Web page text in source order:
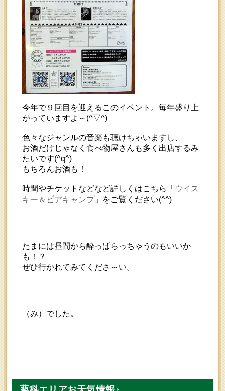
今年で９回目を迎えるこのイベント。毎年盛り上
がっていますよ～(^▽^)
色々なジャンルの音楽も聴けちゃいますし、
お酒だけじゃなく食べ物屋さんも多く出店するみ
たいです(^q^)
もちろんお酒も！
時間やチケットなどなど詳しくはこちら「 ウイス
キー＆ビアキャンプ」をご覧ください(^^)
たまには昼間から酔っぱらっちゃうのもいいか
も！？
ぜひ行かれてみてくださ～い。
（み）でした。